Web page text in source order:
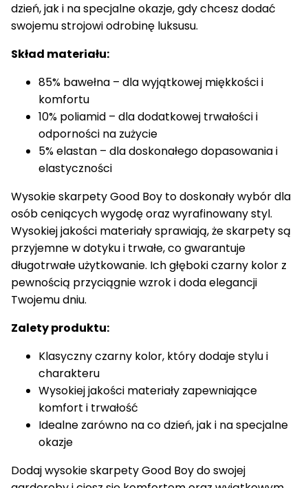
dzień, jak i na specjalne okazje, gdy chcesz dodać
swojemu strojowi odrobinę luksusu.
Skład materiału:
85% bawełna – dla wyjątkowej miękkości i
komfortu
10% poliamid – dla dodatkowej trwałości i
odporności na zużycie
5% elastan – dla doskonałego dopasowania i
elastyczności
Wysokie skarpety Good Boy to doskonały wybór dla
osób ceniących wygodę oraz wyrafinowany styl.
Wysokiej jakości materiały sprawiają, że skarpety są
przyjemne w dotyku i trwałe, co gwarantuje
długotrwałe użytkowanie. Ich głęboki czarny kolor z
pewnością przyciągnie wzrok i doda elegancji
Twojemu dniu.
Zalety produktu:
Klasyczny czarny kolor, który dodaje stylu i
charakteru
Wysokiej jakości materiały zapewniające
komfort i trwałość
Idealne zarówno na co dzień, jak i na specjalne
okazje
Dodaj wysokie skarpety Good Boy do swojej